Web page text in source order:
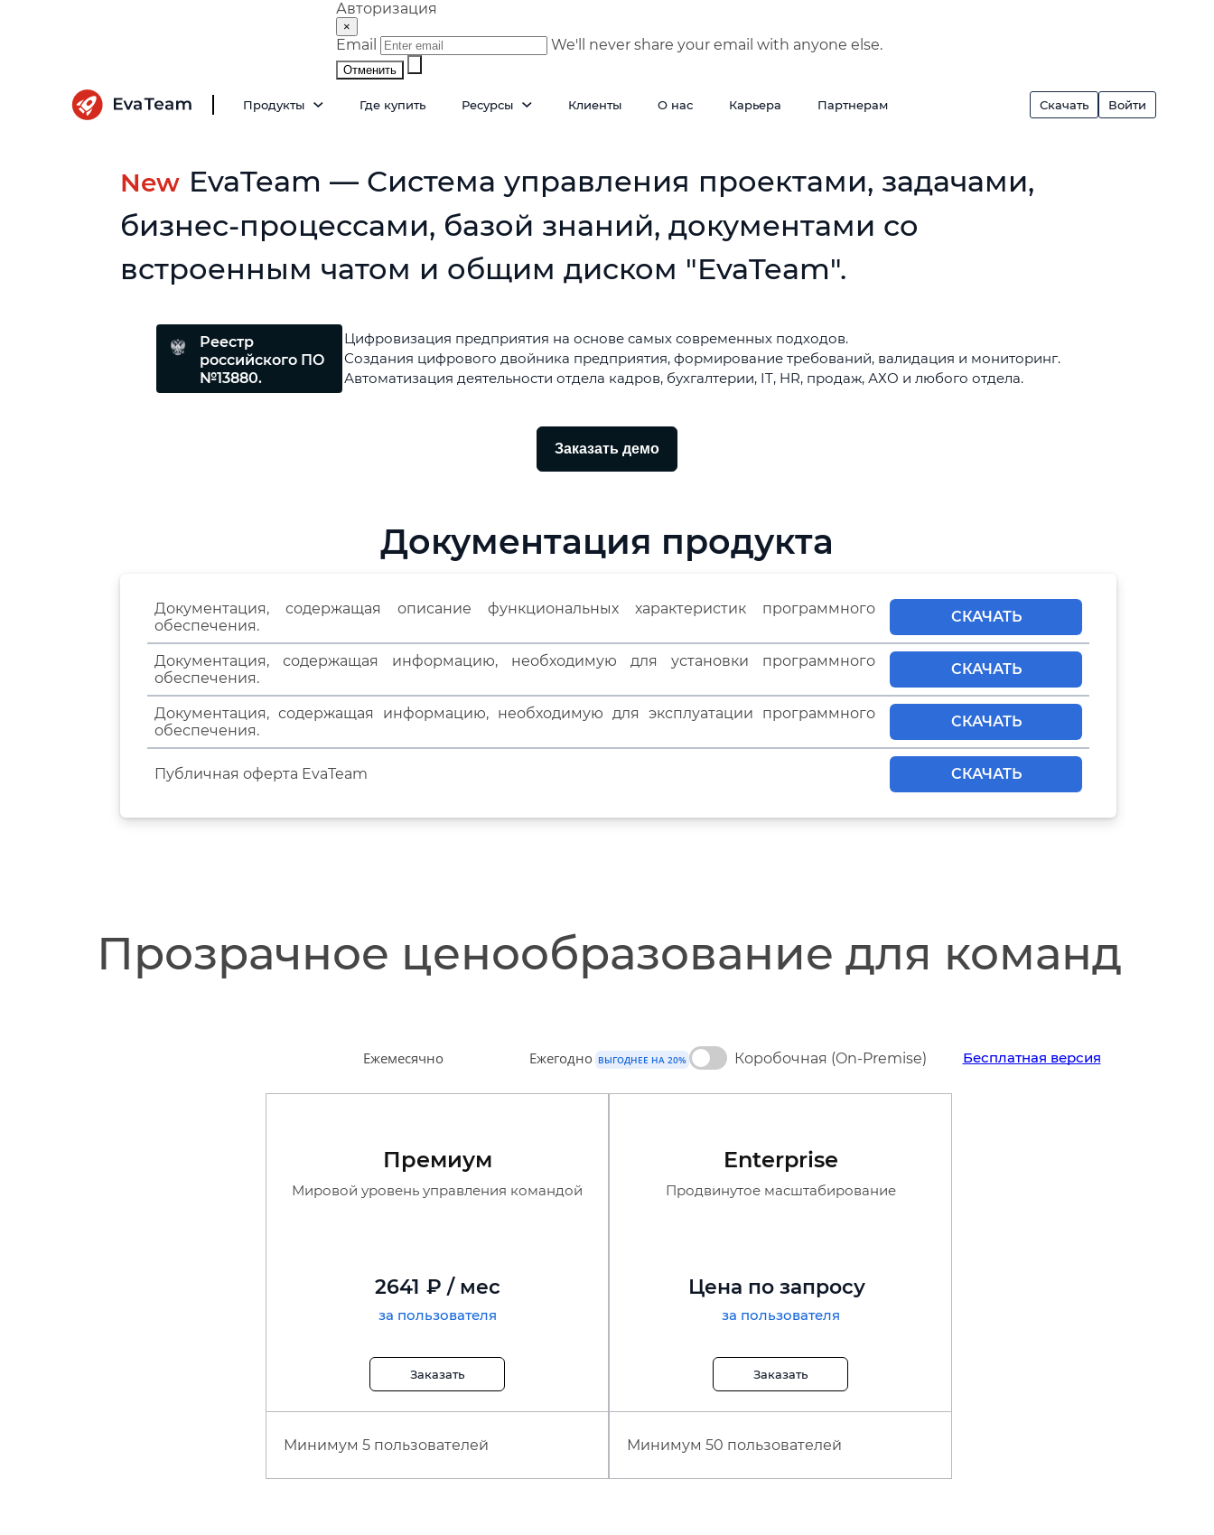
Авторизация
×
Email We'll never share your email with anyone else.
Отменить
Продукты Где купить Ресурсы Клиенты О нас Карьера Партнерам Скачать Войти
New EvaTeam — Система управления проектами, задачами,
бизнес-процессами, базой знаний, документами со
встроенным чатом и общим диском "EvaTeam".
Реестр
российского ПО
№13880.
Цифровизация предприятия на основе самых современных подходов.
Создания цифрового двойника предприятия, формирование требований, валидация и мониторинг.
Автоматизация деятельности отдела кадров, бухгалтерии, IT, HR, продаж, АХО и любого отдела.
Заказать демо
Документация продукта
Документация, содержащая описание функциональных характеристик программного
обеспечения.
СКАЧАТЬ
Документация, содержащая информацию, необходимую для установки программного
обеспечения.
СКАЧАТЬ
Документация, содержащая информацию, необходимую для эксплуатации программного
обеспечения.
СКАЧАТЬ
Публичная оферта EvaTeam СКАЧАТЬ
Прозрачное ценообразование для команд
Ежемесячно Ежегодно ВЫГОДНЕЕ НА 20% Коробочная (On-Premise) Бесплатная версия
Премиум
Мировой уровень управления командой
2641 ₽ / мес
за пользователя
Заказать
Минимум 5 пользователей
Enterprise
Продвинутое масштабирование
Цена по запросу
за пользователя
Заказать
Минимум 50 пользователей